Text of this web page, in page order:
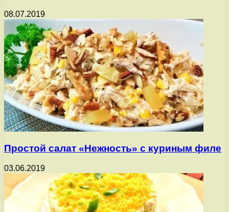
08.07.2019
Простой салат «Нежность» с куриным филе
03.06.2019